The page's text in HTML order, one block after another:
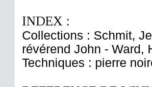
INDEX :
Collections : Schmit,
révérend John - Ward,
Techniques : pierre